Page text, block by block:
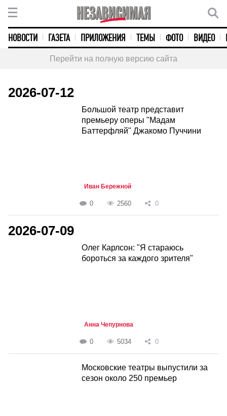
НОВОСТИ ГАЗЕТА ПРИЛОЖЕНИЯ ТЕМЫ ФОТО ВИДЕО
Перейти на полную версию сайта
2026-07-12
Большой театр представит
премьеру оперы "Мадам
Баттерфляй" Джакомо Пуччини
Иван Бережной
0 2560 0
2026-07-09
Олег Карлсон: "Я стараюсь
бороться за каждого зрителя"
Анна Чепурнова
0 5034 0
Московские театры выпустили за
сезон около 250 премьер